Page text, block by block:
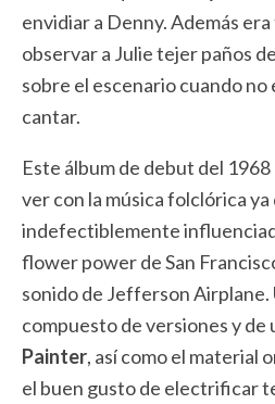
envidiar a Denny. Además
observar a Julie tejer paños
sobre el escenario cuando no
cantar.
Este álbum de debut del
ver con la música folclórica ya
indefectiblemente
flower power de San
sonido de Jefferson Airplane.
compuesto de versiones y de
Painter, así como el material
el buen gusto de electrificar